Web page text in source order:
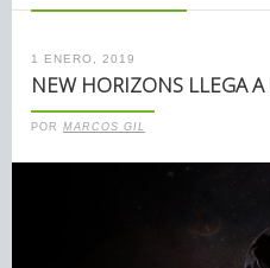
1 ENERO, 2019
NEW HORIZONS LLEGA
POR MARCOS GIL